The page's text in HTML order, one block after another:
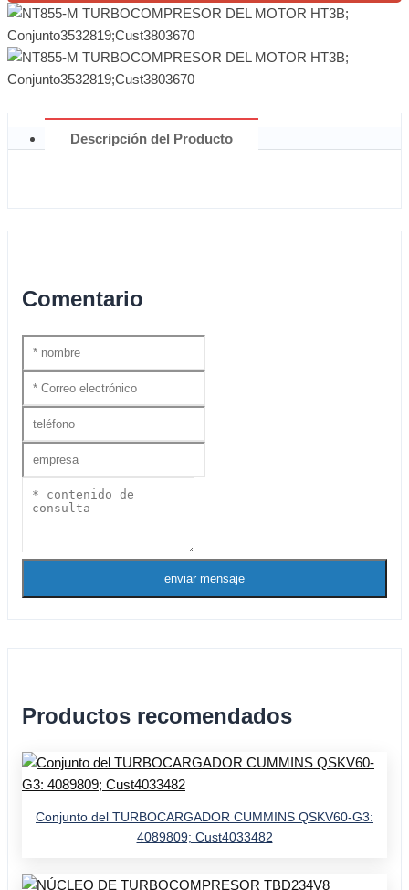
Descripción del Producto
Comentario
enviar mensaje
Productos recomendados
Conjunto del TURBOCARGADOR CUMMINS QSKV60-G3:
4089809; Cust4033482